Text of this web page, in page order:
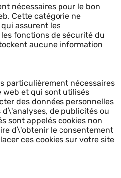
nécessaires pour le bon
Cette catégorie ne
assurent les
fonctions de sécurité du
aucune information
particulièrement nécessaires
et qui sont utilisés
des données personnelles
de publicités ou
sont appelés cookies non
d\'obtenir le consentement
ces cookies sur votre site